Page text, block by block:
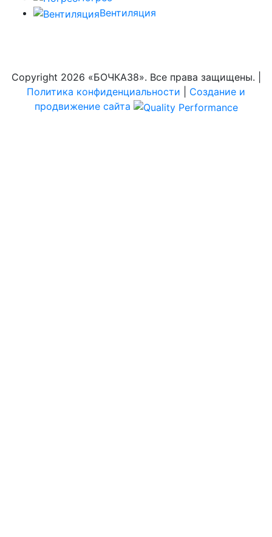
Вентиляция
Copyright 2026 «БОЧКА38». Все права защищены. |
Политика конфиденциальности
Создание и
продвижение сайта